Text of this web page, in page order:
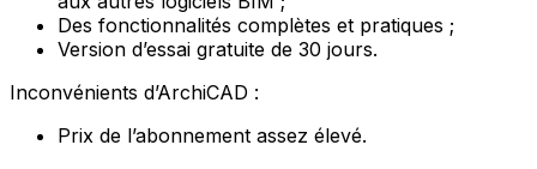
Des fonctionnalités complètes et pratiques ;
Version d’essai gratuite de 30 jours.
Inconvénients d’ArchiCAD :
Prix de l’abonnement assez élevé.